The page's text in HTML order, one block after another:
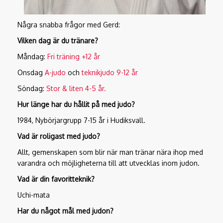
Några snabba frågor med Gerd:
Vilken dag är du tränare?
Måndag: Fri träning +12 år
Onsdag A-judo ochteknikjudo 9-12 år
Söndag: Stor & liten 4-5 år.
Hur länge har du hållit på med judo?
1984, Nybörjargrupp 7-15 år i Hudiksvall.
Vad är roligast med judo?
Allt, gemenskapen som blir när man tränar nära ihop med
varandra och möjligheterna till att utvecklas inom judon.
Vad är din favoritteknik?
Uchi-mata
Har du något mål med judon?